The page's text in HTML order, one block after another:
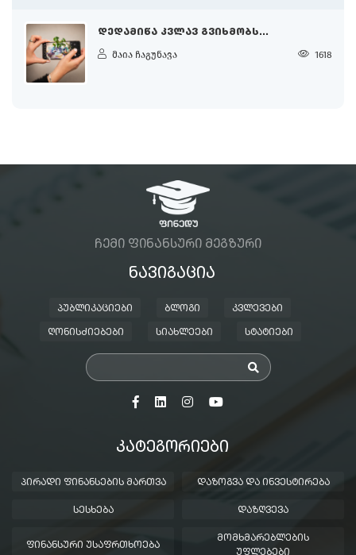
ᲓᲔᲓᲐᲛᲘᲬᲐ ᲙᲕᲚᲐᲕ ᲒᲕᲘᲮᲛᲝᲑᲡ...
მაია ჩაგუნავა 1618
ᲩᲔᲛᲘ ᲤᲘᲜᲐᲜᲡᲣᲠᲘ ᲛᲔᲒᲖᲣᲠᲘ
ᲜᲐᲕᲘᲒᲐᲪᲘᲐ
ᲞᲣᲑᲚᲘᲙᲐᲪᲘᲔᲑᲘ ᲑᲚᲝᲒᲘ ᲙᲕᲚᲔᲕᲔᲑᲘ
ᲦᲝᲜᲘᲡᲫᲘᲔᲑᲔᲑᲘ ᲡᲘᲐᲮᲚᲔᲔᲑᲘ ᲡᲢᲐᲢᲘᲔᲑᲘ
ᲙᲐᲢᲔᲒᲝᲠᲘᲔᲑᲘ
ᲞᲘᲠᲐᲓᲘ ᲤᲘᲜᲐᲜᲡᲔᲑᲘᲡ ᲛᲐᲠᲗᲕᲐ ᲓᲐᲖᲝᲒᲕᲐ ᲓᲐ ᲘᲜᲕᲔᲡᲢᲘᲠᲔᲑᲐ
ᲡᲔᲡᲮᲔᲑᲐ ᲓᲐᲖᲦᲕᲔᲕᲐ
ᲤᲘᲜᲐᲜᲡᲣᲠᲘ ᲣᲡᲐᲤᲠᲗᲮᲝᲔᲑᲐ
ᲛᲝᲛᲮᲛᲐᲠᲔᲑᲚᲔᲑᲘᲡ
ᲣᲤᲚᲔᲑᲔᲑᲘ